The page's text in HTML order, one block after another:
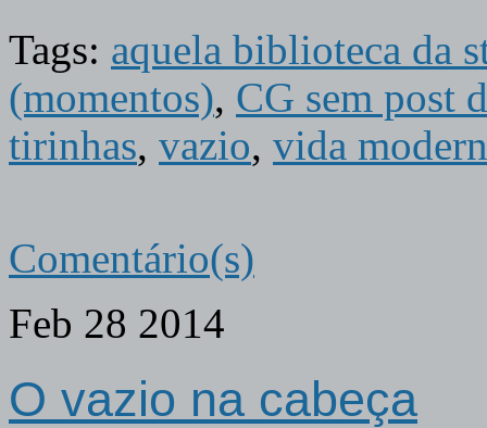
Tags: aquela biblioteca da
(momentos), CG sem post
tirinhas, vazio, vida
Comentário(s)
Feb 28 2014
O vazio na cabeça